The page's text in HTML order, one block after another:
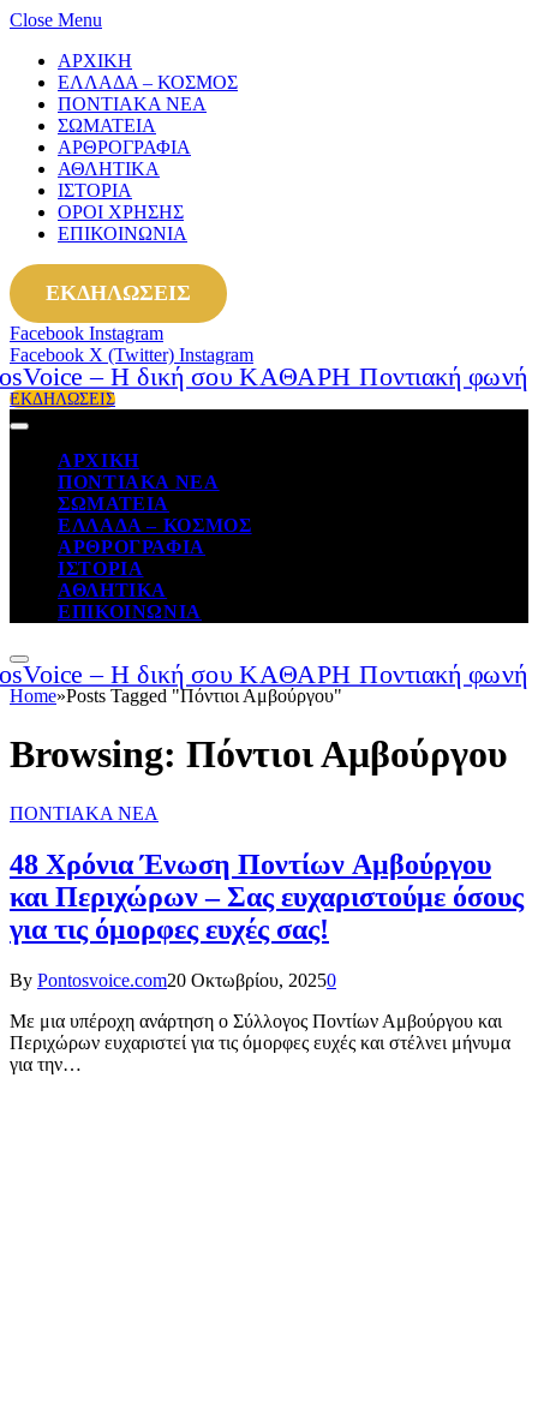
Close Menu
ΑΡΧΙΚΗ
ΕΛΛΑΔΑ – ΚΟΣΜΟΣ
ΠΟΝΤΙΑΚΑ ΝΕΑ
ΣΩΜΑΤΕΙΑ
ΑΡΘΡΟΓΡΑΦΙΑ
ΑΘΛΗΤΙΚΑ
ΙΣΤΟΡΙΑ
ΟΡΟΙ ΧΡΗΣΗΣ
ΕΠΙΚΟΙΝΩΝΙΑ
ΕΚΔΗΛΩΣΕΙΣ
Facebook Instagram
Facebook X (Twitter) Instagram
ΕΚΔΗΛΩΣΕΙΣ
ΑΡΧΙΚΗ
ΠΟΝΤΙΑΚΑ ΝΕΑ
ΣΩΜΑΤΕΙΑ
ΕΛΛΑΔΑ – ΚΟΣΜΟΣ
ΑΡΘΡΟΓΡΑΦΙΑ
ΙΣΤΟΡΙΑ
ΑΘΛΗΤΙΚΑ
ΕΠΙΚΟΙΝΩΝΙΑ
Home»Posts Tagged "Πόντιοι Αμβούργου"
Browsing: Πόντιοι Αμβούργου
ΠΟΝΤΙΑΚΑ ΝΕΑ
48 Χρόνια Ένωση Ποντίων Αμβούργου
και Περιχώρων – Σας ευχαριστούμε όσους
για τις όμορφες ευχές σας!
By Pontosvoice.com20 Οκτωβρίου, 20250
Με μια υπέροχη ανάρτηση ο Σύλλογος Ποντίων Αμβούργου και
Περιχώρων ευχαριστεί για τις όμορφες ευχές και στέλνει μήνυμα
για την…